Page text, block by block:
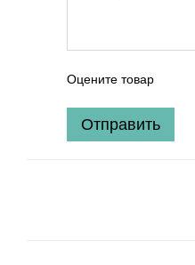
Оцените товар
Отправить